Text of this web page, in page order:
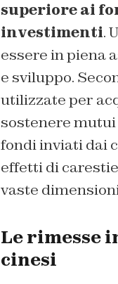
superiore ai
investimenti.
essere in piena
e sviluppo.
utilizzate per
sostenere
fondi inviati dai
effetti di
vaste
Le rimesse
cinesi